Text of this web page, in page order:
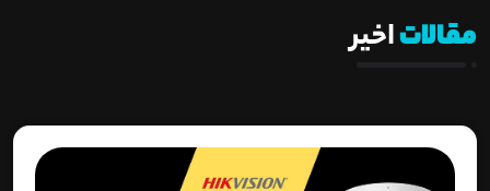
مقالاتاخیر